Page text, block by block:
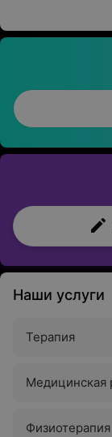
Наши услуги
Терапия
Медицинская
Физиотерапия